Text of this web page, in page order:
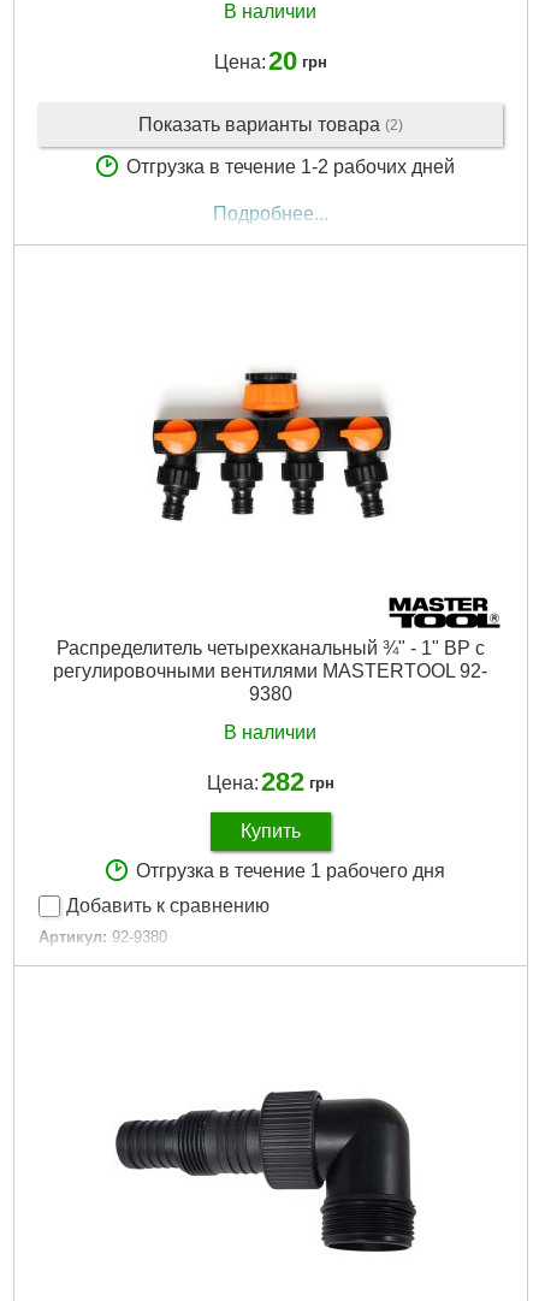
В наличии
Цена:20 грн
Показать варианты товара (2)
Отгрузка в течение 1-2 рабочих дней
Подробнее...
Распределитель четырехканальный ¾" - 1" ВР с
регулировочными вентилями MASTERTOOL 92-
9380
В наличии
Цена:282 грн
Купить
Отгрузка в течение 1 рабочего дня
Добавить к сравнению
Артикул: 92-9380
Код товара: 30.73.27
Подробнее...